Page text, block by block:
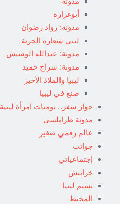
أبوغرارة
مدونة: رواد رضوان
ليبي شعاره الحرية
مدونة: عبدالله الوشيش
مدونة: سراج حميد
ليبيا والملاذ الأخير
صنع في ليبيا
جواز سفر.. يوميات امرأة ليبية
مدونة طرابلسي
عالم رقمي صغير
جوانب
إجتماعياتي
خرابيش
نسيم ليبيا
المحيط